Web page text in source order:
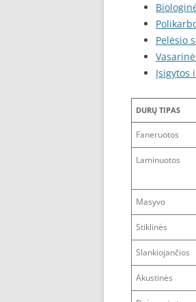
Pelėsio
Įsigytos
DURŲ TIPAS
Faneruotos
Laminuotos
Masyvo
Stiklinės
Slankiojančios
Akustinės